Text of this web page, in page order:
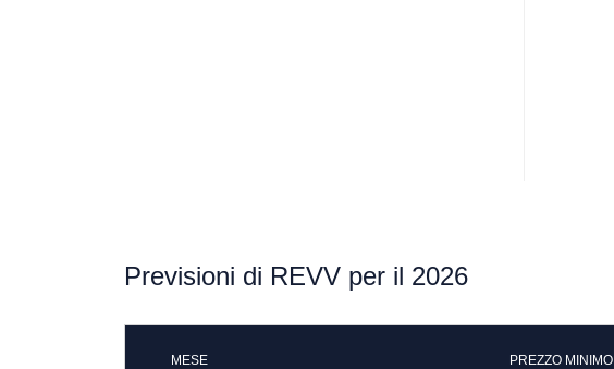
Previsioni di REVV per il 2026
MESE PREZZO MINIMO